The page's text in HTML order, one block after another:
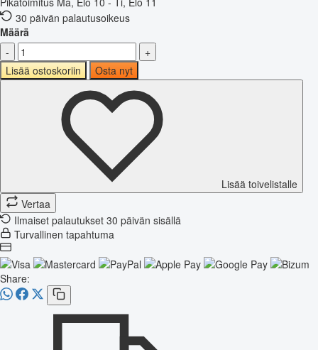
30 päivän palautusoikeus
Määrä
-
+
Lisää ostoskoriin
Osta nyt
Lisää toivelistalle
Vertaa
Ilmaiset palautukset 30 päivän sisällä
Turvallinen tapahtuma
Share: